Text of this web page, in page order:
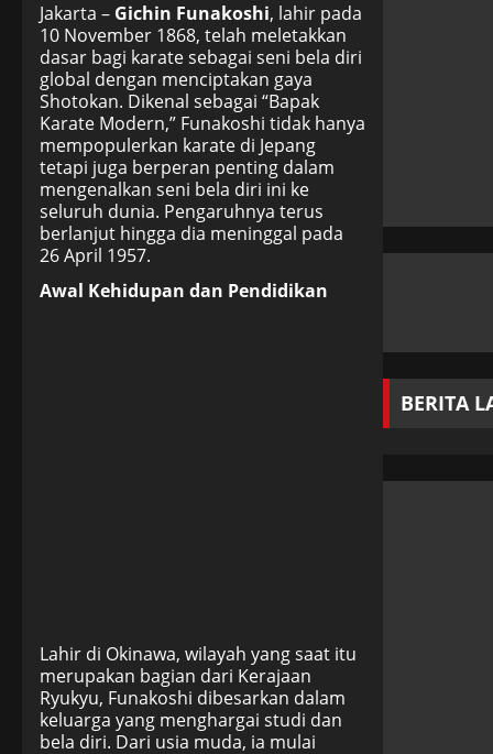
Jakarta – Gichin Funakoshi, lahir pada
10 November 1868, telah meletakkan
dasar bagi karate sebagai seni bela diri
global dengan menciptakan gaya
Shotokan. Dikenal sebagai “Bapak
Karate Modern,” Funakoshi tidak hanya
mempopulerkan karate di Jepang
tetapi juga berperan penting dalam
mengenalkan seni bela diri ini ke
seluruh dunia. Pengaruhnya terus
berlanjut hingga dia meninggal pada
26 April 1957.
Awal Kehidupan dan Pendidikan
Lahir di Okinawa, wilayah yang saat itu
merupakan bagian dari Kerajaan
Ryukyu, Funakoshi dibesarkan dalam
keluarga yang menghargai studi dan
bela diri. Dari usia muda, ia mulai
BERITA